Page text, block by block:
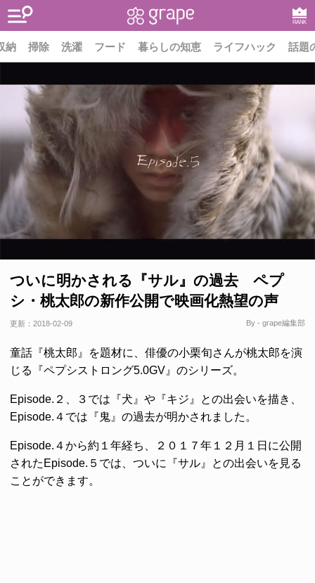
RANK
納 掃除 洗濯 フード 暮らしの知恵 ライフハック 話題
ついに明かされる『サル』の過去 ペプ
シ・桃太郎の新作公開で映画化熱望の声
更新： 2018-02-09 By - grape編集部
童話『桃太郎』を題材に、俳優の小栗旬さんが桃太郎を演
じる『ペプシストロング5.0GV』のシリーズ。
Episode.２、３では『犬』や『キジ』との出会いを描き、
Episode.４では『鬼』の過去が明かされました。
Episode.４から約１年経ち、２０１７年１２月１日に公開
されたEpisode.５では、ついに『サル』との出会いを見る
ことができます。